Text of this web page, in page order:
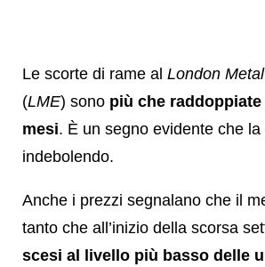
Le scorte di rame al London
(LME) sono più che
mesi. È un segno evidente che
indebolendo.
Anche i prezzi segnalano che il
tanto che all’inizio della scorsa
scesi al livello più basso delle